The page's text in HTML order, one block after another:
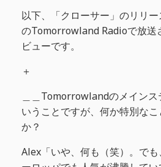
以下、「クローサー」のリリー
のTomorrowland Radioで放送
ビューです。
＋
＿＿Tomorrowlandのメイン
いうことですが、何か特別な
か？
Alex「いや、何も（笑）。で